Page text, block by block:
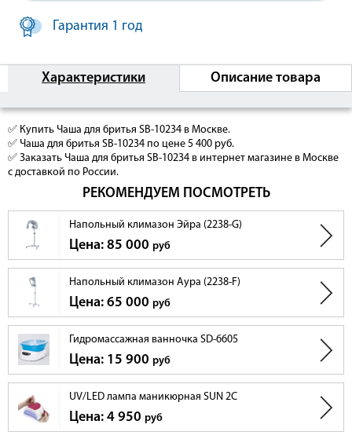
Гарантия 1 год
Характеристики Описание товара
✅ Купить Чаша для бритья SB-10234 в Москве.
✅ Чаша для бритья SB-10234 по цене 5 400 руб.
✅ Заказать Чаша для бритья SB-10234 в интернет магазине в Москве
с доставкой по России.
РЕКОМЕНДУЕМ ПОСМОТРЕТЬ
Напольный климазон Эйра (2238-G)
Цена: 85 000 руб
Напольный климазон Аура (2238-F)
Цена: 65 000 руб
Гидромассажная ванночка SD-6605
Цена: 15 900 руб
UV/LED лампа маникюрная SUN 2C
Цена: 4 950 руб